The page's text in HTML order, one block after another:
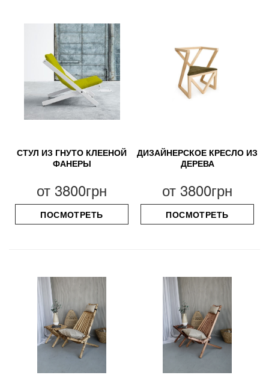
СТУЛ ИЗ ГНУТО КЛЕЕНОЙ
ФАНЕРЫ
от 3800грн
ПОСМОТРЕТЬ
ДИЗАЙНЕРСКОЕ КРЕСЛО ИЗ
ДЕРЕВА
от 3800грн
ПОСМОТРЕТЬ